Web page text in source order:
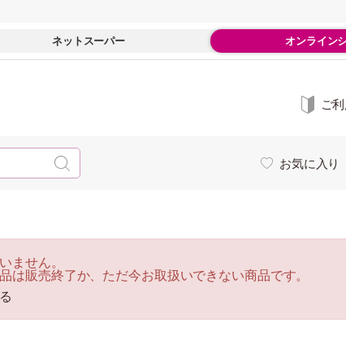
ネットスーパー オンライン
ご
お気に入り
ません。
は販売終了か、ただ今お取扱いできない商品です。